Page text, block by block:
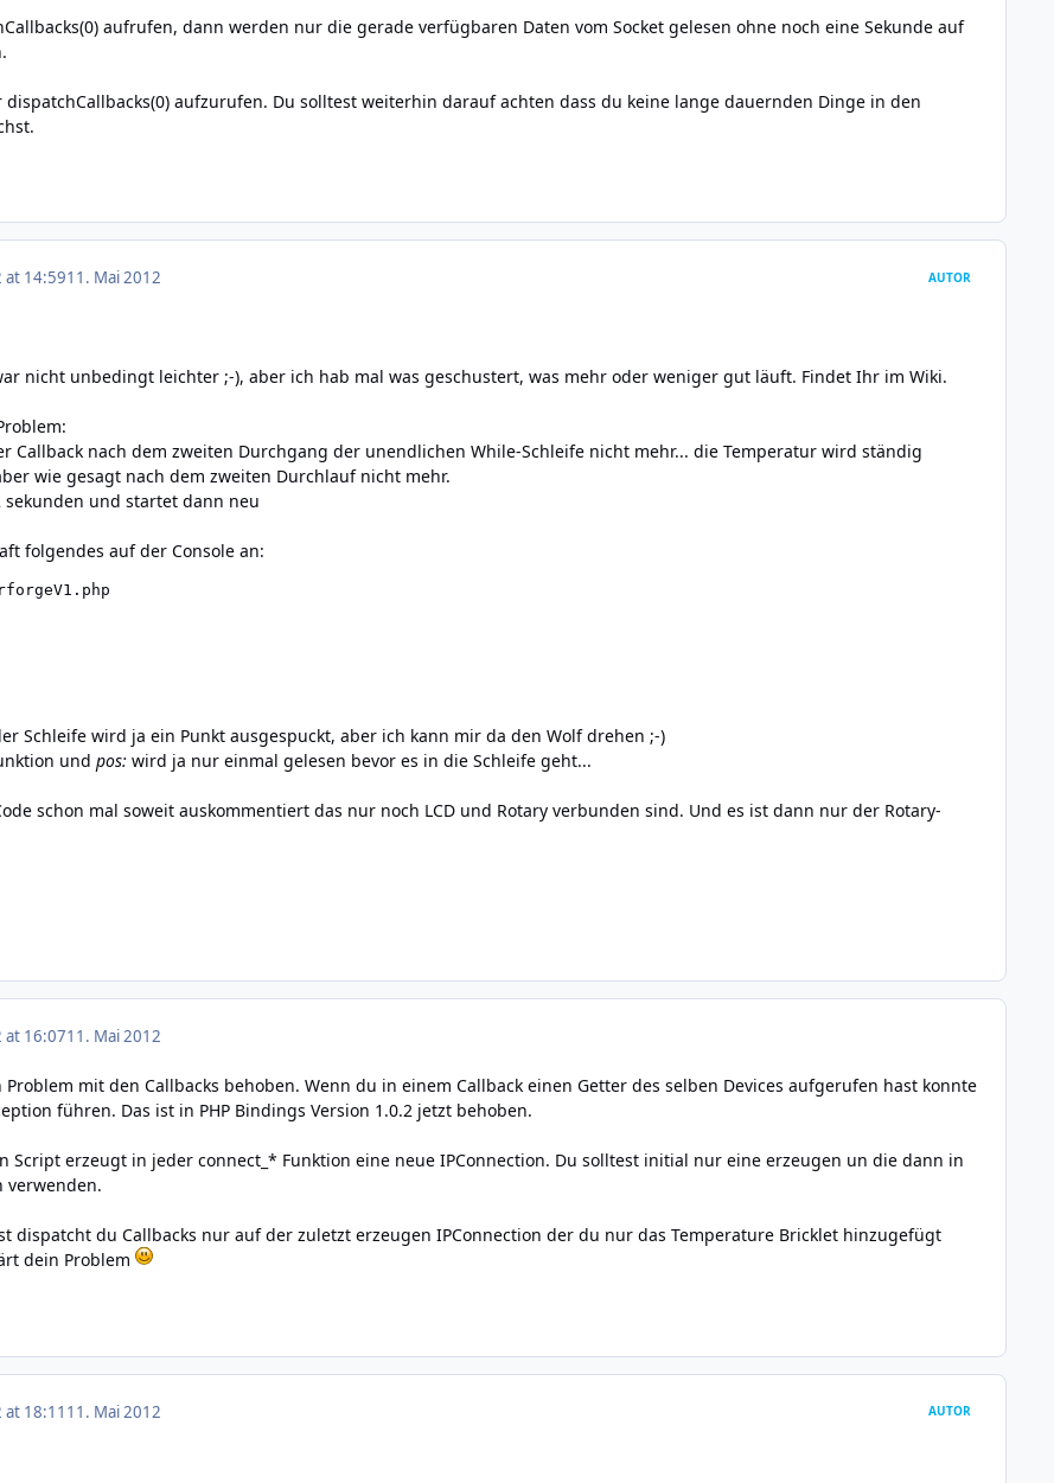
aufrufen, dann werden nur die gerade verfügbaren Daten vom Socket gelesen ohne noch eine Sekunde auf
aufzurufen. Du solltest weiterhin darauf achten dass du keine lange dauernden Dinge in den
at 14:5911. Mai 2012 AUTOR
nicht unbedingt leichter ;-), aber ich hab mal was geschustert, was mehr oder weniger gut läuft. Findet Ihr im Wiki.
Callback nach dem zweiten Durchgang der unendlichen While-Schleife nicht mehr... die Temperatur wird ständig
wie gesagt nach dem zweiten Durchlauf nicht mehr.
und startet dann neu
folgendes auf der Console an:
Schleife wird ja ein Punkt ausgespuckt, aber ich kann mir da den Wolf drehen ;-)
und pos: wird ja nur einmal gelesen bevor es in die Schleife geht...
schon mal soweit auskommentiert das nur noch LCD und Rotary verbunden sind. Und es ist dann nur der Rotary-
at 16:0711. Mai 2012
mit den Callbacks behoben. Wenn du in einem Callback einen Getter des selben Devices aufgerufen hast konnte
führen. Das ist in PHP Bindings Version 1.0.2 jetzt behoben.
Script erzeugt in jeder connect_* Funktion eine neue IPConnection. Du solltest initial nur eine erzeugen un die dann in
verwenden.
dispatcht du Callbacks nur auf der zuletzt erzeugen IPConnection der du nur das Temperature Bricklet hinzugefügt
dein Problem
at 18:11 11. Mai 2012 AUTOR